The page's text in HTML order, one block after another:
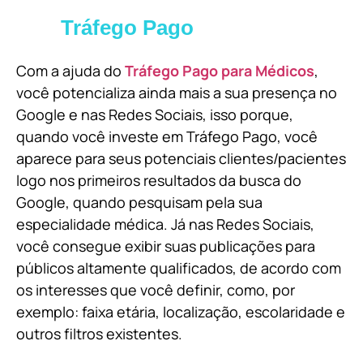
Tráfego Pago
Com a ajuda do Tráfego Pago para Médicos,
você potencializa ainda mais a sua presença no
Google e nas Redes Sociais, isso porque,
quando você investe em Tráfego Pago, você
aparece para seus potenciais clientes/pacientes
logo nos primeiros resultados da busca do
Google, quando pesquisam pela sua
especialidade médica. Já nas Redes Sociais,
você consegue exibir suas publicações para
públicos altamente qualificados, de acordo com
os interesses que você definir, como, por
exemplo: faixa etária, localização, escolaridade e
outros filtros existentes.